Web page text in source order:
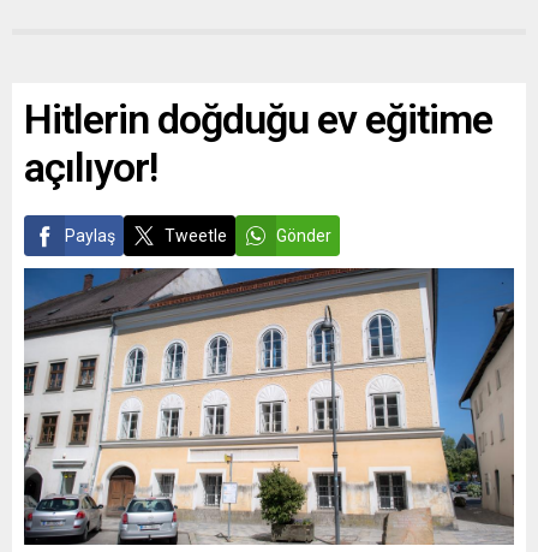
Hitlerin doğduğu ev eğitime
açılıyor!
Paylaş Tweetle Gönder